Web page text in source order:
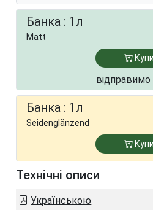
Банка : 1л
Matt
відправимо
Банка : 1л
Seidenglänzend
Технічні описи
Українською